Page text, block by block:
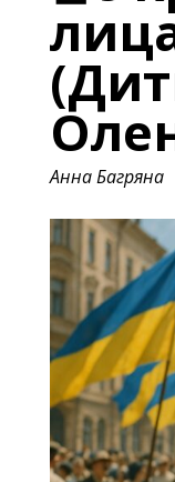
Анна Багряна